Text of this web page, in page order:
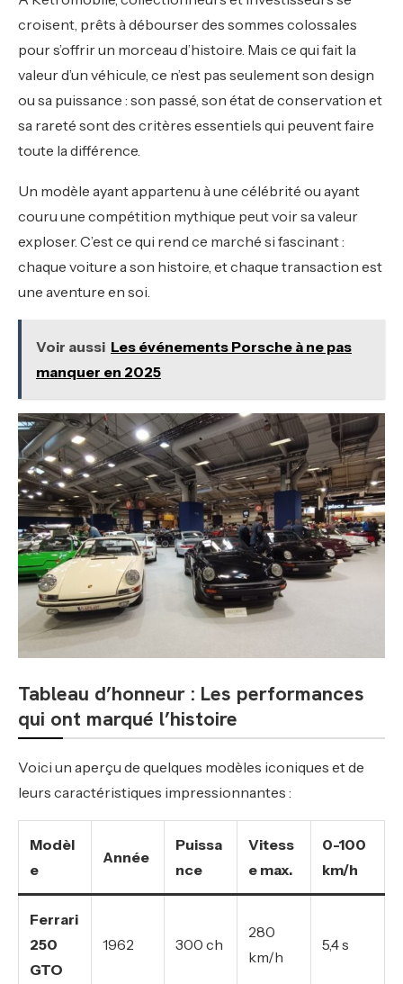
croisent, prêts à débourser des sommes colossales
pour s’offrir un morceau d’histoire. Mais ce qui fait la
valeur d’un véhicule, ce n’est pas seulement son design
ou sa puissance : son passé, son état de conservation et
sa rareté sont des critères essentiels qui peuvent faire
toute la différence.
Un modèle ayant appartenu à une célébrité ou ayant
couru une compétition mythique peut voir sa valeur
exploser. C’est ce qui rend ce marché si fascinant :
chaque voiture a son histoire, et chaque transaction est
une aventure en soi.
Voir aussi Les événements Porsche à ne pas
manquer en 2025
Tableau d’honneur : Les performances
qui ont marqué l’histoire
Voici un aperçu de quelques modèles iconiques et de
leurs caractéristiques impressionnantes :
Modèl
e
Année
Puissa
nce
Vitess
e max.
0-100
km/h
Ferrari
250
GTO
1962 300 ch
280
km/h
5,4 s